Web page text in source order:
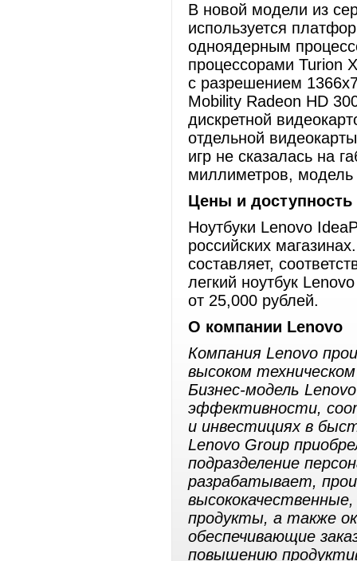
В новой модели из
используется
одноядерным
процессорами Turion
с разрешением
Mobility Radeon HD
дискретной
отдельной
игр не сказалась на
миллиметров, модель
Цены и доступность
Ноутбуки Lenovo
российских
составляет,
легкий ноутбук
от 25,000 рублей.
О компании Lenovo
Компания Lenovo
высоком
Бизнес-модель Lenovo
эффективности,
и инвестициях в
Lenovo Group
подразделение
разрабатывает,
высококачественные,
продукты, а также
обеспечивающие
повышению